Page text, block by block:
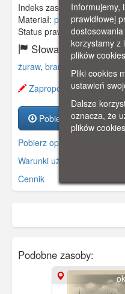
Indeks zasobu:GSP02159
Materiał: pocztówka
Status prawny:Użycie
Słowa kluczowe:
żuraw, brama
Zaproponuj zmianę
Pobierz zasób
Pobierz opis
Warunki używania zasobów.
Cennik
Podobne zasoby:
Informujemy,
prawidłowej
korzystamy z
plików
Pliki cookies
ustawień
Dalsze
oznacza, że
plików